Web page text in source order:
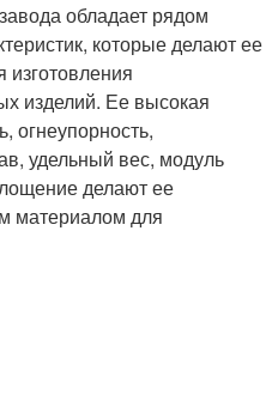
завода обладает рядом
которые делают ее
изделий. Ее высокая
огнеупорность,
удельный вес, модуль
делают ее
материалом для